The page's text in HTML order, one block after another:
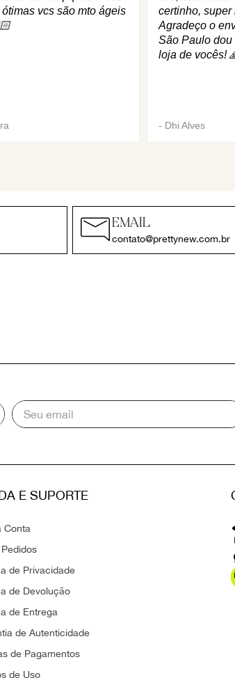
vcs são mto ágeis
certinho, super
Agradeço o
São Paulo dou
loja de vocês!
- Dhi Alves
EMAIL
contato@prettynew.com.br
E SUPORTE
Conta
de Privacidade
de Devolução
de Entrega
de Autenticidade
de Pagamentos
de Uso